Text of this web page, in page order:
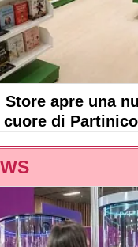
Store apre una
di